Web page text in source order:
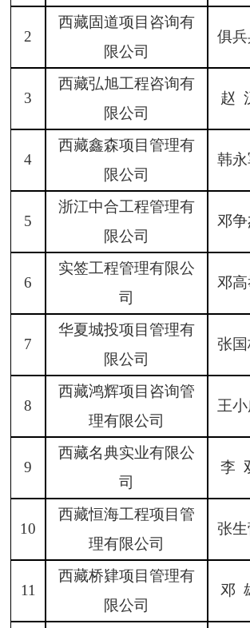
2
西藏固道项目咨询有
限公司
俱
3
西藏弘旭工程咨询有
限公司
赵
4
西藏鑫森项目管理有
限公司
韩永
5
浙江中合工程管理有
限公司
邓
6
实签工程管理有限公
司
邓
7
华夏城投项目管理有
限公司
张国
8
西藏鸿辉项目 咨询管
理有限公司
王
9
西藏名典实业有限公
司
李
10
西藏恒海工程项目管
理有限公司
张
11
西藏桥肄项目管理有
限公司
邓